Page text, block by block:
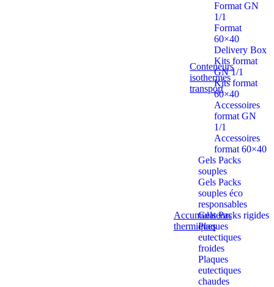
Conteneurs
isothermes
transport
Format GN
1/1
Format
60×40
Delivery Box
Kits format
GN 1/1
Kits format
60×40
Accessoires
format GN
1/1
Accessoires
format 60×40
Accumulateurs
thermiques
Gels Packs
souples
Gels Packs
souples éco
responsables
Gels Packs rigides
Plaques
eutectiques
froides
Plaques
eutectiques
chaudes